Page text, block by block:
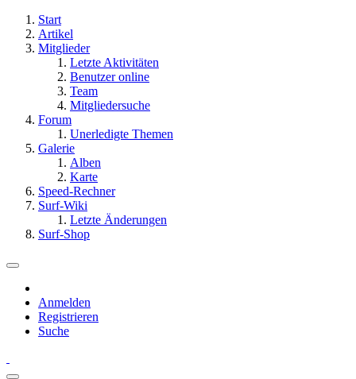
Start
Artikel
Mitglieder
Letzte Aktivitäten
Benutzer online
Team
Mitgliedersuche
Forum
Unerledigte Themen
Galerie
Alben
Karte
Speed-Rechner
Surf-Wiki
Letzte Änderungen
Surf-Shop
Anmelden
Registrieren
Suche